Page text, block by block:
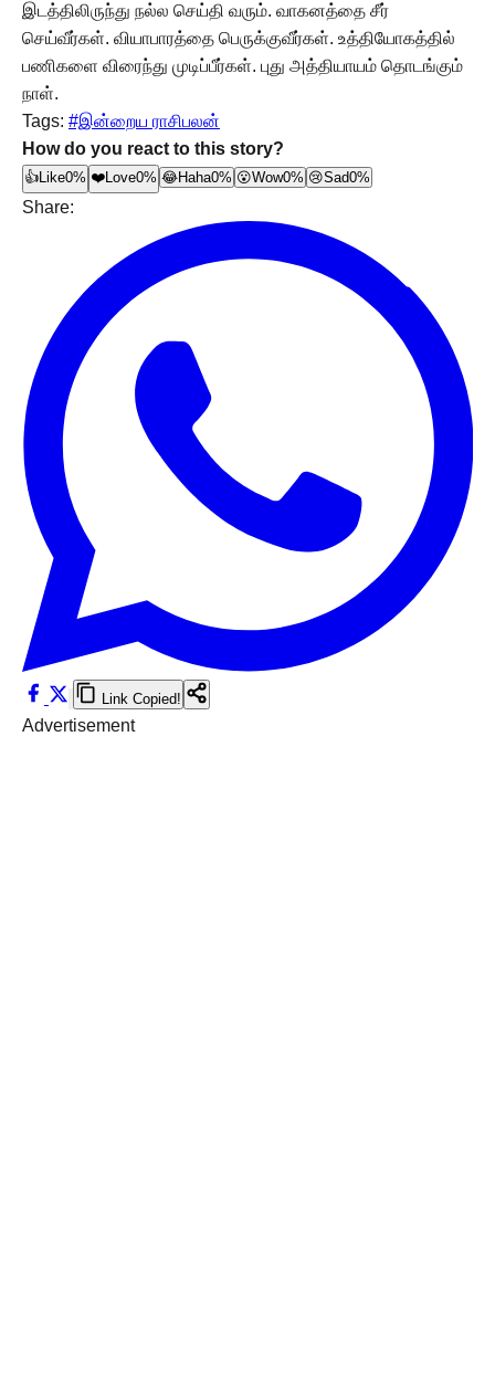
இடத்திலிருந்து நல்ல செய்தி வரும். வாகனத்தை சீர்
செய்வீர்கள். வியாபாரத்தை பெருக்குவீர்கள். உத்தியோகத்தில்
பணிகளை விரைந்து முடிப்பீர்கள். புது அத்தியாயம் தொடங்கும்
நாள்.
Tags: #இன்றைய ராசிபலன்
How do you react to this story?
👍Like0% ❤️Love0% 😂Haha0% 😮Wow0% 😢Sad0%
Share:
Link Copied!
Advertisement